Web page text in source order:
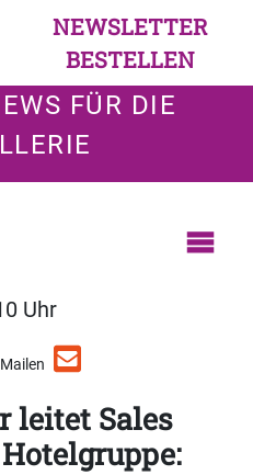
NEWSLETTER
BESTELLEN
FÜR DIE
Uhr
Mailen
leitet Sales